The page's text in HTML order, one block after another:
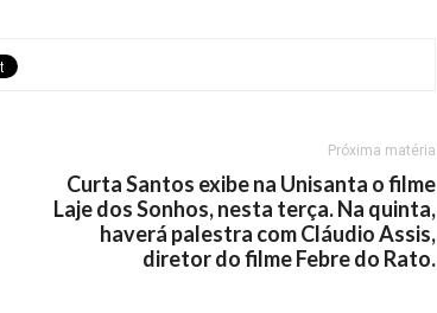
Próxima matéria
Curta Santos exibe na Unisanta o filme
Laje dos Sonhos, nesta terça. Na quinta,
haverá palestra com Cláudio Assis,
diretor do filme Febre do Rato.